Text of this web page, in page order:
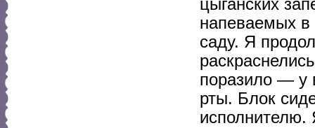
цыганских
напеваемых в
саду. Я
поразило — у
рты. Блок
исполнителю.